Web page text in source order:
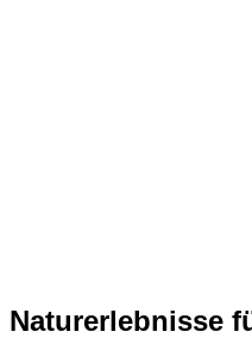
Naturerlebnisse